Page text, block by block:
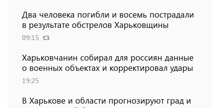
Два человека погибли и восемь пострадали
в результате обстрелов Харьковщины
09:15
Харьковчанин собирал для россиян данные
о военных объектах и ​​корректировал удары
19:25
В Харькове и области прогнозируют град и